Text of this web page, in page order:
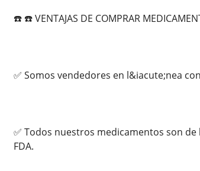
☎️ ☎️ VENTAJAS DE COMPRAR
✅ Somos vendedores en l&iacute;nea
✅ Todos nuestros medicamentos son
FDA.